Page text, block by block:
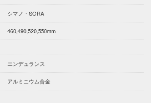
シマノ・SORA
460,490,520,550mm
エンデュランス
アルミニウム合金